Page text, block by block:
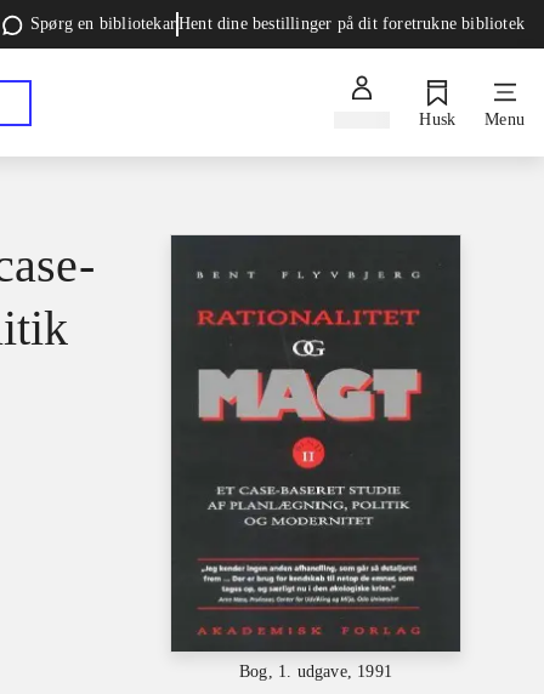
Spørg en bibliotekarHent dine bestillinger på dit foretrukne bibliotek
Husk Menu
Bog, 1. udgave, 1991